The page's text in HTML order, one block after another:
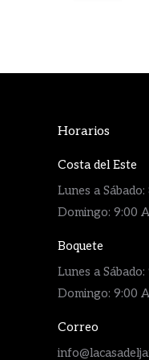
Horarios
Costa del Este
Lunes a
Domingo: 9:00
Boquete
Lunes a
Domingo: 9:00
Correo